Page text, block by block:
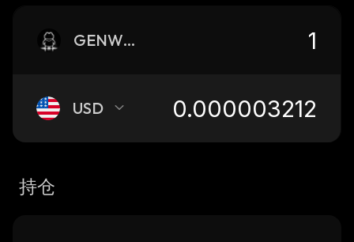
GENWEALTH
USD
持仓